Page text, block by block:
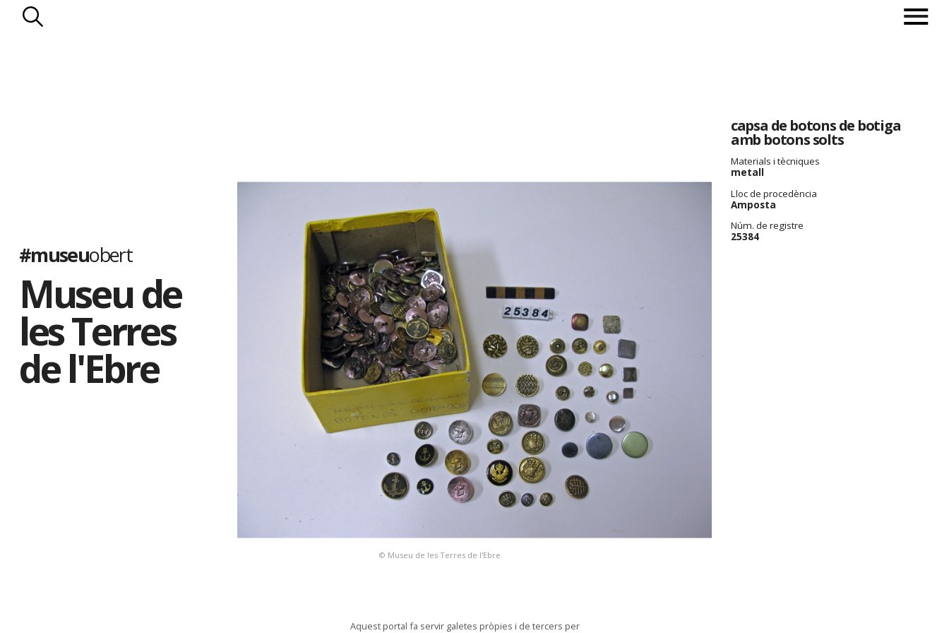
#museuobert
Museu de
les Terres
de l'Ebre
© Museu de les Terres de l'Ebre
capsa de botons de botiga
amb botons solts
Materials i tècniques
metall
Lloc de procedència
Amposta
Núm. de registre
25384
Aquest portal fa servir galetes pròpies i de tercers per